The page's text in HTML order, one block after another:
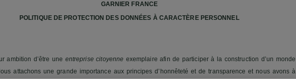
GARNIER FRANCE
POLITIQUE DE PROTECTION DES DONNÉES À CARACTÈRE PERSONNEL
ambition d’être une entreprise citoyenne exemplaire afin de participer à la construction d’un monde
attachons une grande importance aux principes d’honnêteté et de transparence et nous avons à